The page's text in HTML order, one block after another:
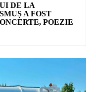
DE LA
A FOST
POEZIE